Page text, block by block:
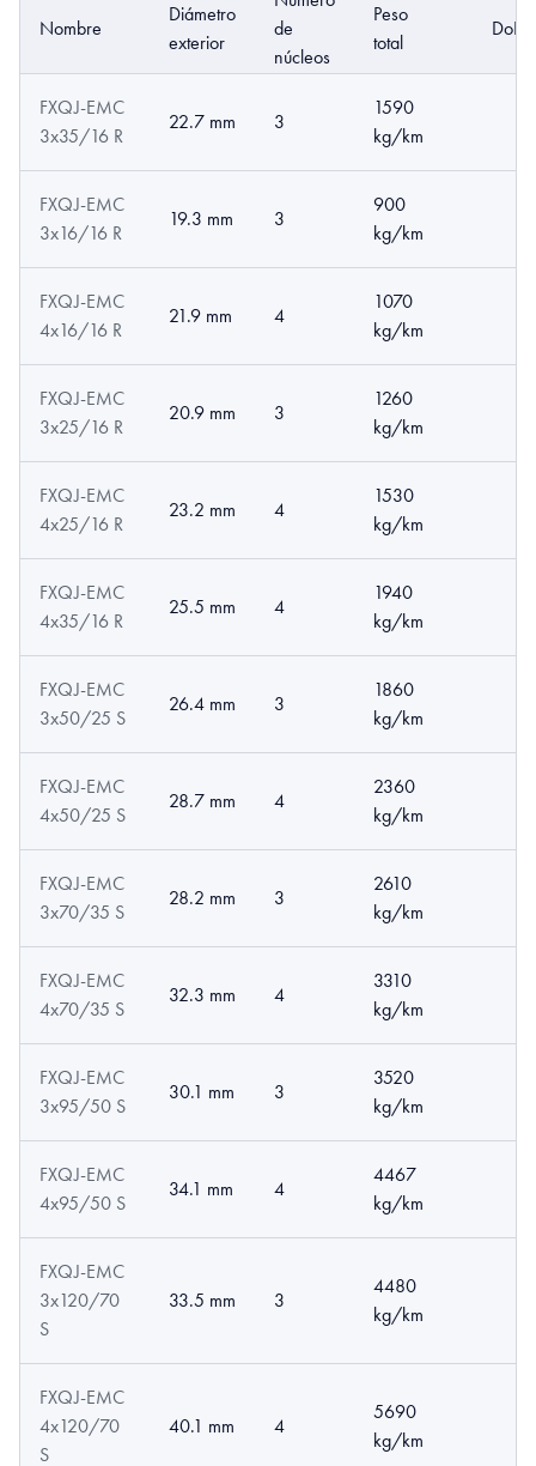
Nombre
Diámetro
exterior
de
núcleos
Peso
total
DoP
FXQJ-EMC
3x35/16 R
22.7 mm 3
1590
kg/km
FXQJ-EMC
3x16/16 R
19.3 mm 3
900
kg/km
FXQJ-EMC
4x16/16 R
21.9 mm 4
1070
kg/km
FXQJ-EMC
3x25/16 R
20.9 mm 3
1260
kg/km
FXQJ-EMC
4x25/16 R
23.2 mm 4
1530
kg/km
FXQJ-EMC
4x35/16 R
25.5 mm 4
1940
kg/km
FXQJ-EMC
3x50/25 S
26.4 mm 3
1860
kg/km
FXQJ-EMC
4x50/25 S
28.7 mm 4
2360
kg/km
FXQJ-EMC
3x70/35 S
28.2 mm 3
2610
kg/km
FXQJ-EMC
4x70/35 S
32.3 mm 4
3310
kg/km
FXQJ-EMC
3x95/50 S
30.1 mm 3
3520
kg/km
FXQJ-EMC
4x95/50 S
34.1 mm 4
4467
kg/km
FXQJ-EMC
3x120/70
S
33.5 mm 3
4480
kg/km
FXQJ-EMC
4x120/70
S
40.1 mm 4
5690
kg/km